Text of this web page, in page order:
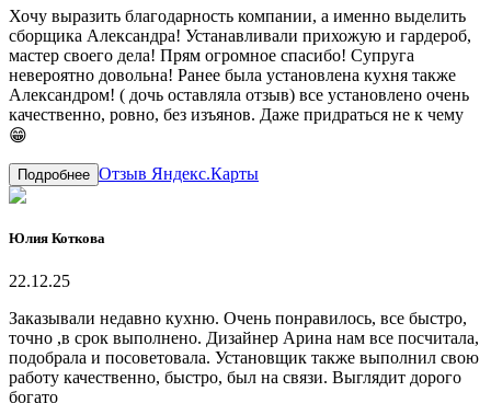
Хочу выразить благодарность компании, а именно выделить
сборщика Александра! Устанавливали прихожую и гардероб,
мастер своего дела! Прям огромное спасибо! Супруга
невероятно довольна! Ранее была установлена кухня также
Александром! ( дочь оставляла отзыв) все установлено очень
качественно, ровно, без изъянов. Даже придраться не к чему
😁
Подробнее Отзыв Яндекс.Карты
Юлия Коткова
22.12.25
Заказывали недавно кухню. Очень понравилось, все быстро,
точно ,в срок выполнено. Дизайнер Арина нам все посчитала,
подобрала и посоветовала. Установщик также выполнил свою
работу качественно, быстро, был на связи. Выглядит дорого
богато